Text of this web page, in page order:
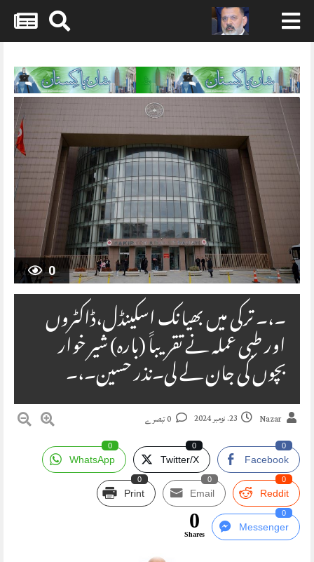
Skip
content
0
۔،۔ ترکی میں بھیانک اسکینڈل،ڈاکٹروں
اور طبی عملہ نے تقریباََ (بارہ) شیر خوار
بچوں کی جان لے لی۔نذر حسین۔،۔
Nazar 23. نومبر 2024
Facebook
0
Twitter/X
0
WhatsApp
0
Reddit
0
Email
0
Print
0
Messenger
0
0
Shares